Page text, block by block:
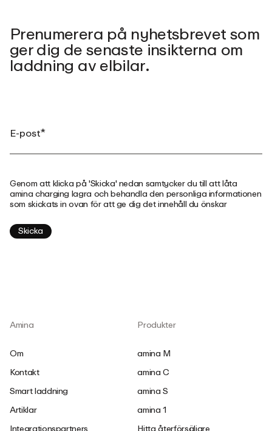
Prenumerera på nyhetsbrevet som
ger dig de senaste insikterna om
laddning av elbilar.
Genom att klicka på 'Skicka' nedan samtycker du till att låta
amina charging lagra och behandla den personliga informationen
som skickats in ovan för att ge dig det innehåll du önskar
Amina
Om
Kontakt
Smart laddning
Artiklar
Produkter
amina M
amina C
amina S
amina 1